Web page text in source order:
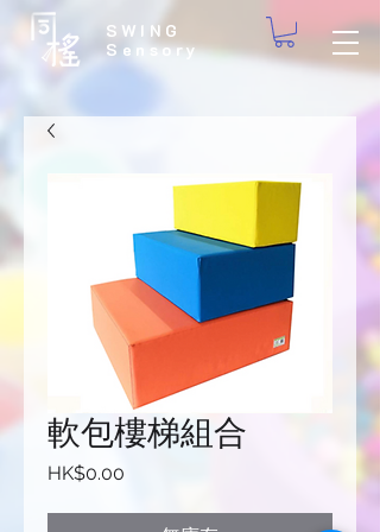
SWING
Sensory
軟包樓梯組合
HK$0.00